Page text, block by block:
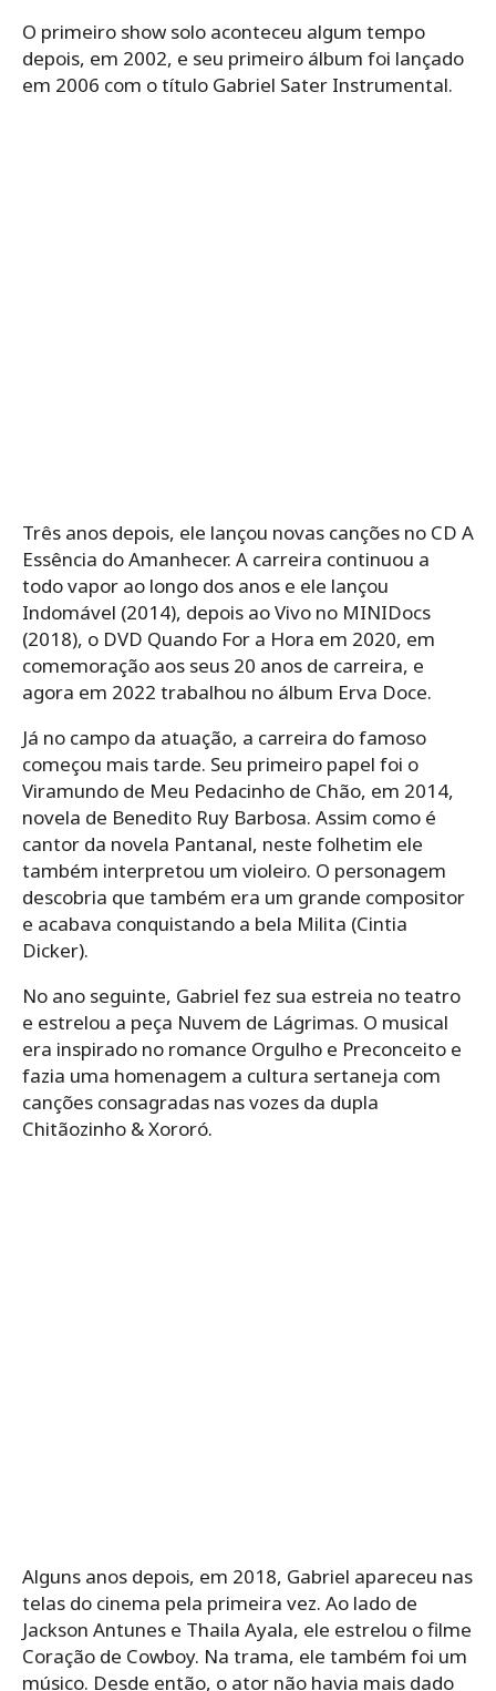
O primeiro show solo aconteceu algum tempo
depois, em 2002, e seu primeiro álbum foi lançado
em 2006 com o título Gabriel Sater Instrumental.
Três anos depois, ele lançou novas canções no CD A
Essência do Amanhecer. A carreira continuou a
todo vapor ao longo dos anos e ele lançou
Indomável (2014), depois ao Vivo no MINIDocs
(2018), o DVD Quando For a Hora em 2020, em
comemoração aos seus 20 anos de carreira, e
agora em 2022 trabalhou no álbum Erva Doce.
Já no campo da atuação, a carreira do famoso
começou mais tarde. Seu primeiro papel foi o
Viramundo de Meu Pedacinho de Chão, em 2014,
novela de Benedito Ruy Barbosa. Assim como é
cantor da novela Pantanal, neste folhetim ele
também interpretou um violeiro. O personagem
descobria que também era um grande compositor
e acabava conquistando a bela Milita (Cintia
Dicker).
No ano seguinte, Gabriel fez sua estreia no teatro
e estrelou a peça Nuvem de Lágrimas. O musical
era inspirado no romance Orgulho e Preconceito e
fazia uma homenagem a cultura sertaneja com
canções consagradas nas vozes da dupla
Chitãozinho & Xororó.
Alguns anos depois, em 2018, Gabriel apareceu nas
telas do cinema pela primeira vez. Ao lado de
Jackson Antunes e Thaila Ayala, ele estrelou o filme
Coração de Cowboy. Na trama, ele também foi um
músico. Desde então, o ator não havia mais dado